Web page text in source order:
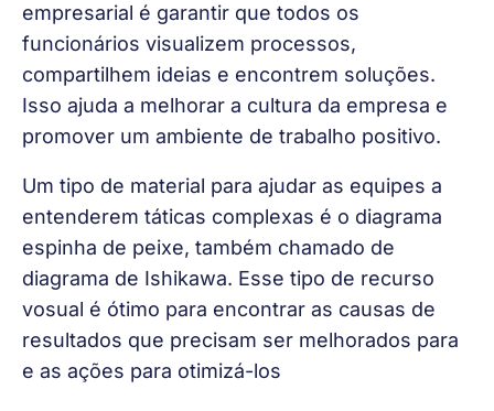
empresarial é garantir que todos os
funcionários visualizem processos,
compartilhem ideias e encontrem soluções.
Isso ajuda a melhorar a cultura da empresa e
promover um ambiente de trabalho positivo.
Um tipo de material para ajudar as equipes a
entenderem táticas complexas é o diagrama
espinha de peixe, também chamado de
diagrama de Ishikawa. Esse tipo de recurso
vosual é ótimo para encontrar as causas de
resultados que precisam ser melhorados para
e as ações para otimizá-los